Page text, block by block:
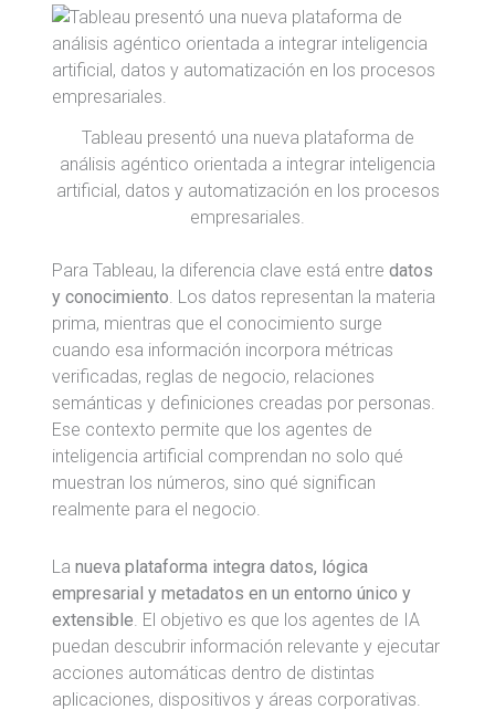
Tableau presentó una nueva plataforma de
análisis agéntico orientada a integrar inteligencia
artificial, datos y automatización en los procesos
empresariales.
Para Tableau, la diferencia clave está entredatos
y conocimiento. Los datos representan la materia
prima, mientras que el conocimiento surge
cuando esa información incorpora métricas
verificadas, reglas de negocio, relaciones
semánticas y definiciones creadas por personas.
Ese contexto permite que los agentes de
inteligencia artificial comprendan no solo qué
muestran los números, sino qué significan
realmente para el negocio.
Lanueva plataforma integra datos, lógica
empresarial y metadatos en un entorno único y
extensible. El objetivo es que los agentes de IA
puedan descubrir información relevante y ejecutar
acciones automáticas dentro de distintas
aplicaciones, dispositivos y áreas corporativas.